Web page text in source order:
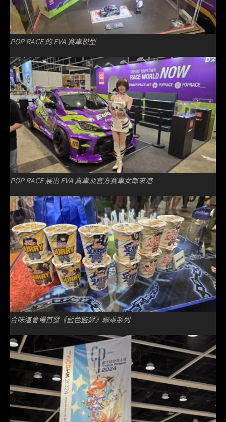
POP RACE 的 EVA 賽車模型
POP RACE 展出 EVA 真車及官方賽車女郎來港
合味道會場首發《藍色監獄》聯乘系列